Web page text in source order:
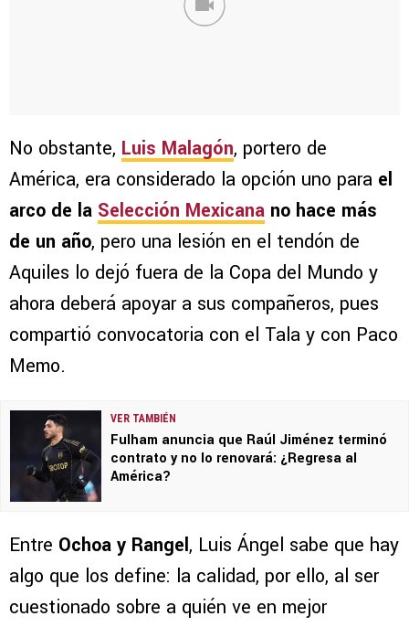
No obstante, Luis Malagón, portero de
América, era considerado la opción uno para el
arco de la Selección Mexicana no hace más
de un año, pero una lesión en el tendón de
Aquiles lo dejó fuera de la Copa del Mundo y
ahora deberá apoyar a sus compañeros, pues
compartió convocatoria con el Tala y con Paco
Memo.
VER TAMBIÉN
Fulham anuncia que Raúl Jiménez terminó
contrato y no lo renovará: ¿Regresa al
América?
Entre Ochoa y Rangel, Luis Ángel sabe que hay
algo que los define: la calidad, por ello, al ser
cuestionado sobre a quién ve en mejor